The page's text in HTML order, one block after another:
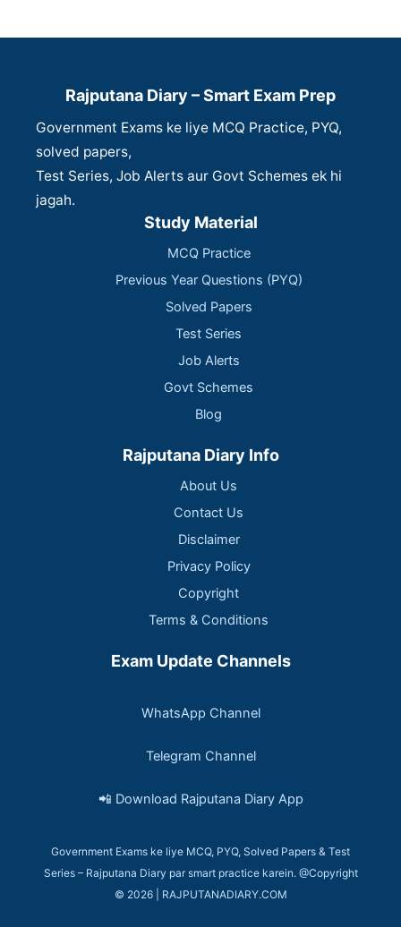
Rajputana Diary – Smart Exam Prep
Government Exams ke liye MCQ Practice, PYQ,
solved papers,
Test Series, Job Alerts aur Govt Schemes ek hi
jagah.
Study Material
MCQ Practice
Previous Year Questions (PYQ)
Solved Papers
Test Series
Job Alerts
Govt Schemes
Blog
Rajputana Diary Info
About Us
Contact Us
Disclaimer
Privacy Policy
Copyright
Terms & Conditions
Exam Update Channels
WhatsApp Channel
Telegram Channel
📲 Download Rajputana Diary App
Government Exams ke liye MCQ, PYQ, Solved Papers & Test
Series – Rajputana Diary par smart practice karein. @Copyright
© 2026 | RAJPUTANADIARY.COM